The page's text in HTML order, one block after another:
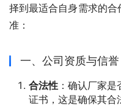
择到最适合自身需求的
准：
一、公司资质与信誉
合法性 ：确认厂家
证书，这是确保其合